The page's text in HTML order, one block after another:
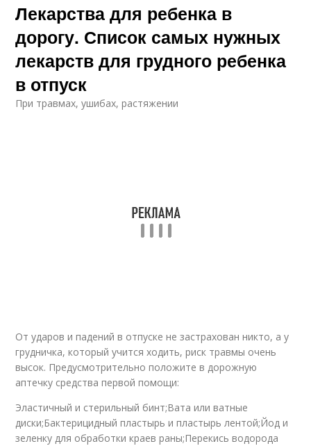
кишечных
Лекарства для ребенка в
дорогу. Список самых нужных
лекарств для грудного ребенка
в отпуск
При травмах, ушибах, растяжении
От ударов и падений в отпуске не застрахован никто, а у
грудничка, который учится ходить, риск травмы очень
высок. Предусмотрительно положите в дорожную
аптечку средства первой помощи:
Эластичный и стерильный бинт;Вата или ватные
диски;Бактерицидный пластырь и пластырь лентой;Йод и
зеленку для обработки краев раны;Перекись водорода